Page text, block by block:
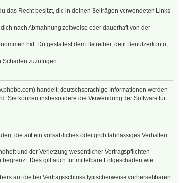
das Recht besitzt, die in deinen Beiträgen verwendeten Links
nach Abmahnung zeitweise oder dauerhaft von der
hat. Du gestattest dem Betreiber, dein Benutzerkonto,
Schaden zuzufügen.
handelt; deutschsprachige Informationen werden
Sie können insbesondere die Verwendung der Software für
die auf ein vorsätzliches oder grob fahrlässiges Verhalten
und der Verletzung wesentlicher Vertragspflichten
Dies gilt auch für mittelbare Folgeschäden wie
auf die bei Vertragsschluss typischerweise vorhersehbaren